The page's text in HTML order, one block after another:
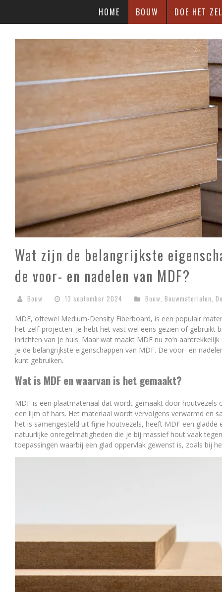
HOME BOUW DOE HET
Wat zijn de belangrijkste
de voor- en nadelen van MDF?
Bouw 13 september 2024 Bouw, Bouwmaterialen,
MDF, oftewel Medium-Density Fiberboard, is een populair
het-zelf-projecten. Je hebt het vast wel eens gezien of gebruikt
inrichten van je huis. Maar wat maakt MDF nu zo’n
je de belangrijkste eigenschappen van MDF. De voor- en
kunt gebruiken.
Wat is MDF en waarvan is het gemaakt?
MDF is een plaatmateriaal dat wordt gemaakt door houtvezels
een lijm of hars. Het materiaal wordt vervolgens verwarmd en
het is samengesteld uit fijne houtvezels, heeft MDF een
natuurlijke onregelmatigheden die je bij massief hout vaak
toepassingen waarbij een glad oppervlak gewenst is, zoals bij